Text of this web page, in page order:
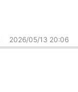
2026/05/13 20:06